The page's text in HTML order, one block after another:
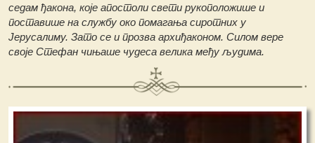
седам ђакона, које апостоли свети рукоположише и
поставише на службу око помагања сиротних у
Јерусалиму. Зато се и прозва архиђаконом. Силом вере
своје Стефан чињаше чудеса велика међу људима.